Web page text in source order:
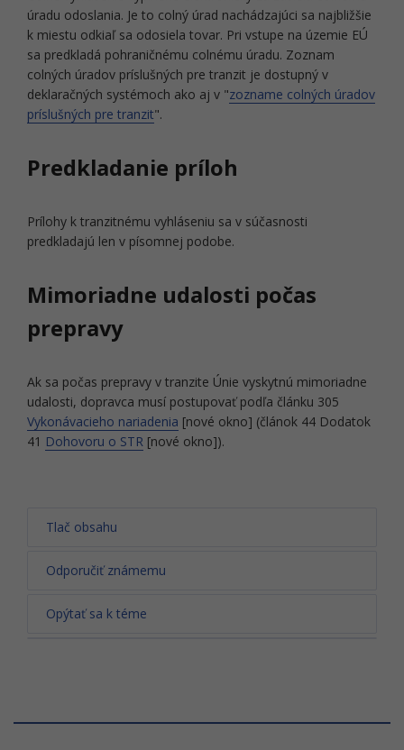
úradu odoslania. Je to colný úrad nachádzajúci sa najbližšie
k miestu odkiaľ sa odosiela tovar. Pri vstupe na územie EÚ
sa predkladá pohraničnému colnému úradu. Zoznam
colných úradov príslušných pre tranzit je dostupný v
deklaračných systémoch ako aj v "zozname colných úradov
príslušných pre tranzit".
Predkladanie príloh
Prílohy k tranzitnému vyhláseniu sa v súčasnosti
predkladajú len v písomnej podobe.
Mimoriadne udalosti počas
prepravy
Ak sa počas prepravy v tranzite Únie vyskytnú mimoriadne
udalosti, dopravca musí postupovať podľa článku 305
Vykonávacieho nariadenia [nové okno] (článok 44 Dodatok
41 Dohovoru o STR [nové okno]).
Tlač obsahu
Odporučiť známemu
Opýtať sa k téme